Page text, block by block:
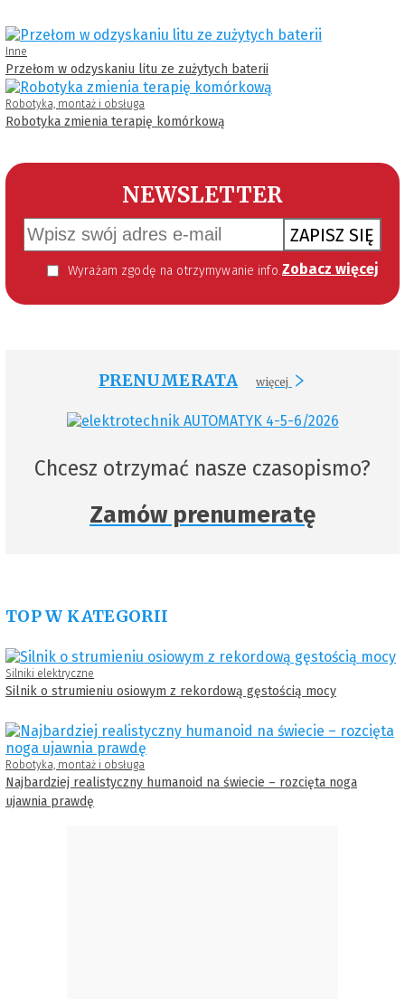
Inne
Przełom w odzyskaniu litu ze zużytych baterii
Robotyka, montaż i obsługa
Robotyka zmienia terapię komórkową
NEWSLETTER
ZAPISZ SIĘ
Wyrażam zgodę na otrzymywanie informacji handlowej kierowanej do mnie za pomocą środków komunikacji elektronicznej w szczególności poczty elektronicznej zgodnie z przepisem art. 10 ust 2 ustawy z dnia 18 lipca 2002 roku o świadczeniu usług drogą elektroniczną (Dz. U. 144 z 2002 r. poz. 1204). Zgoda jest dobrowolna, jednak jej wyrażenie jest konieczne, aby otrzymywać newsletter. Zobacz więcej
PRENUMERATA więcej
Chcesz otrzymać nasze czasopismo?
Zamów prenumeratę
TOP W KATEGORII
Silniki elektryczne
Silnik o strumieniu osiowym z rekordową gęstością mocy
Robotyka, montaż i obsługa
Najbardziej realistyczny humanoid na świecie – rozcięta noga
ujawnia prawdę